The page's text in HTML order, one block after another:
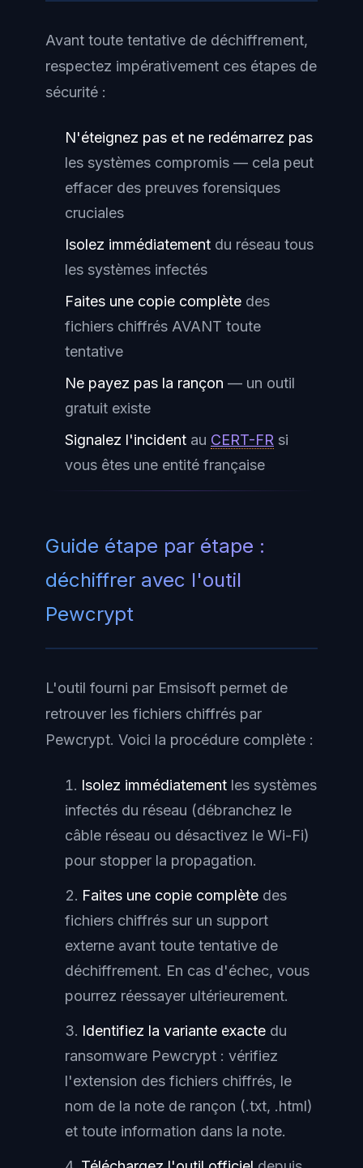
Avant toute tentative de déchiffrement,
respectez impérativement ces étapes de
sécurité :
N'éteignez pas et ne redémarrez pas
les systèmes compromis — cela peut
effacer des preuves forensiques
cruciales
Isolez immédiatement du réseau tous
les systèmes infectés
Faites une copie complète des
fichiers chiffrés AVANT toute
tentative
Ne payez pas la rançon — un outil
gratuit existe
Signalez l'incident au CERT-FR si
vous êtes une entité française
Guide étape par étape :
déchiffrer avec l'outil
Pewcrypt
L'outil fourni par Emsisoft permet de
retrouver les fichiers chiffrés par
Pewcrypt. Voici la procédure complète :
Isolez immédiatement les systèmes
infectés du réseau (débranchez le
câble réseau ou désactivez le Wi-Fi)
pour stopper la propagation.
Faites une copie complète des
fichiers chiffrés sur un support
externe avant toute tentative de
déchiffrement. En cas d'échec, vous
pourrez réessayer ultérieurement.
Identifiez la variante exacte du
ransomware Pewcrypt : vérifiez
l'extension des fichiers chiffrés, le
nom de la note de rançon (.txt, .html)
et toute information dans la note.